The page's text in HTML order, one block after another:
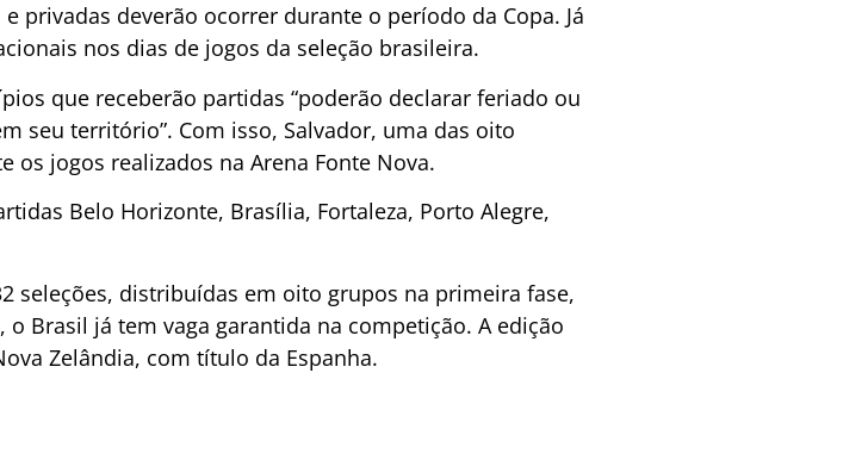
privadas deverão ocorrer durante o período da Copa. Já
nos dias de jogos da seleção brasileira.
que receberão partidas “poderão declarar feriado ou
seu território”. Com isso, Salvador, uma das oito
os jogos realizados na Arena Fonte Nova.
Belo Horizonte, Brasília, Fortaleza, Porto Alegre,
seleções, distribuídas em oito grupos na primeira fase,
Brasil já tem vaga garantida na competição. A edição
Zelândia, com título da Espanha.